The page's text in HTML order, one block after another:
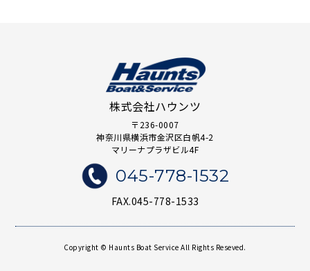
株式会社ハウンツ
〒236-0007
神奈川県横浜市金沢区白帆4-2
マリーナプラザビル4F
045-778-1532
FAX.045-778-1533
Copyright © Haunts Boat Service All Rights Reseved.